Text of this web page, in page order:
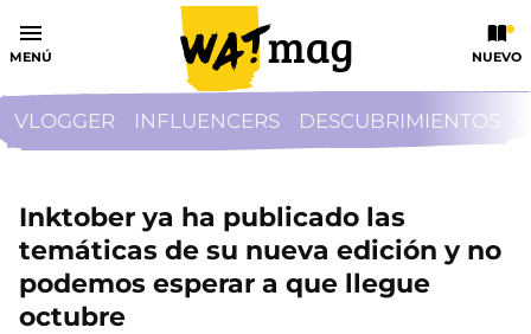
MENÚ NUEVO
VLOGGER INFLUENCERS DESCUBRIMIENTOS
Inktober ya ha publicado las
temáticas de su nueva edición y no
podemos esperar a que llegue
octubre